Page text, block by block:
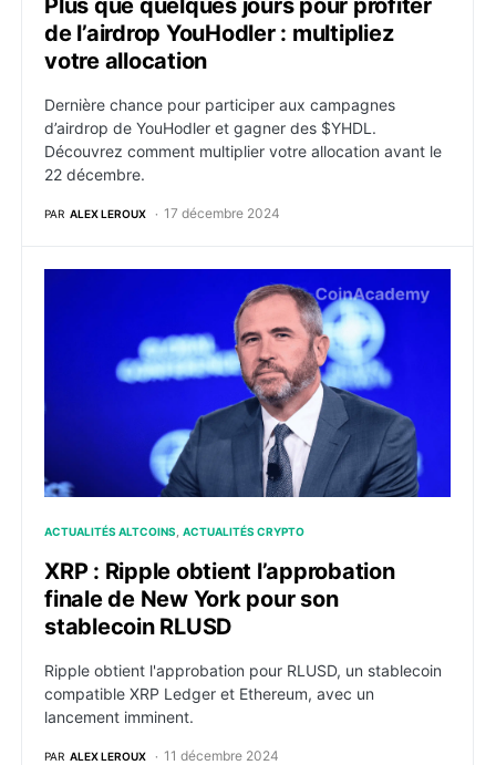
Plus que quelques jours pour profiter
de l’airdrop YouHodler : multipliez
votre allocation
Dernière chance pour participer aux campagnes
d’airdrop de YouHodler et gagner des $YHDL.
Découvrez comment multiplier votre allocation avant le
22 décembre.
PAR ALEX LEROUX 17 décembre 2024
XRP : Ripple obtient l’approbation finale de New
ACTUALITÉS ALTCOINS ACTUALITÉS CRYPTO
XRP : Ripple obtient l’approbation
finale de New York pour son
stablecoin RLUSD
Ripple obtient l'approbation pour RLUSD, un stablecoin
compatible XRP Ledger et Ethereum, avec un
lancement imminent.
PAR ALEX LEROUX 11 décembre 2024